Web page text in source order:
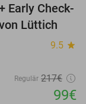
54%
Early Check-
Lüttich
9.5 star
Regulär 217€
99€